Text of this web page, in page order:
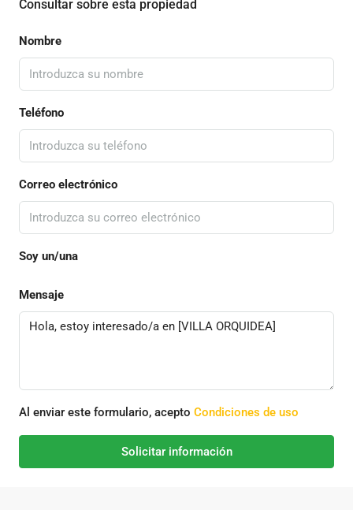
Consultar sobre esta propiedad
Nombre
Teléfono
Correo electrónico
Soy un/una
Mensaje
Al enviar este formulario, acepto Condiciones de uso
Solicitar información